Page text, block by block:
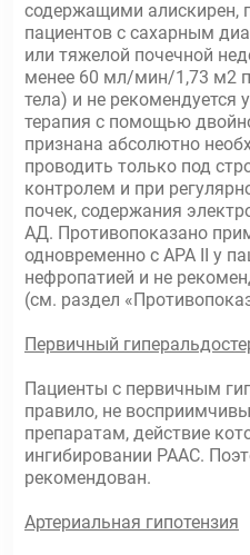
содержащими алискирен,
пациентов с сахарным
или тяжелой почечной
менее 60 мл/мин/1,73 м2
тела) и не рекомендуется
терапия с помощью
признана абсолютно
проводить только под
контролем и при
почек, содержания
АД. Противопоказано
одновременно с АРА II у
нефропатией и не
(см. раздел
Первичный
Пациенты с первичным
правило, не
препаратам, действие
ингибировании РААС.
рекомендован.
Артериальная гипотензия